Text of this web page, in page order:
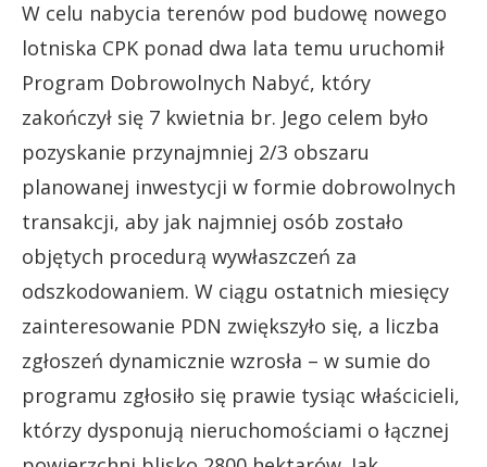
W celu nabycia terenów pod budowę nowego
lotniska CPK ponad dwa lata temu uruchomił
Program Dobrowolnych Nabyć, który
zakończył się 7 kwietnia br. Jego celem było
pozyskanie przynajmniej 2/3 obszaru
planowanej inwestycji w formie dobrowolnych
transakcji, aby jak najmniej osób zostało
objętych procedurą wywłaszczeń za
odszkodowaniem. W ciągu ostatnich miesięcy
zainteresowanie PDN zwiększyło się, a liczba
zgłoszeń dynamicznie wzrosła – w sumie do
programu zgłosiło się prawie tysiąc właścicieli,
którzy dysponują nieruchomościami o łącznej